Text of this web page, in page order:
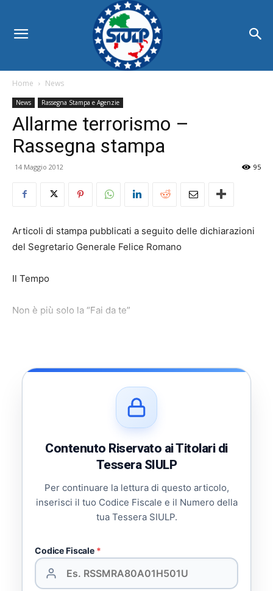
Home News
News Rassegna Stampa e Agenzie
Allarme terrorismo –
Rassegna stampa
14 Maggio 2012 95
Articoli di stampa pubblicati a seguito delle dichiarazioni
del Segretario Generale Felice Romano
Il Tempo
Non è più solo la “Fai da te”
Contenuto Riservato ai Titolari di
Tessera SIULP
Per continuare la lettura di questo articolo,
inserisci il tuo Codice Fiscale e il Numero della
tua Tessera SIULP.
Codice Fiscale *